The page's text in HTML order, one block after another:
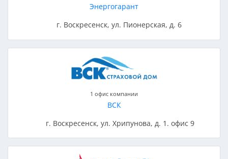
Энергогарант
г. Воскресенск, ул. Пионерская, д. 6
1 офис компании
ВСК
г. Воскресенск, ул. Хрипунова, д. 1. офис 9